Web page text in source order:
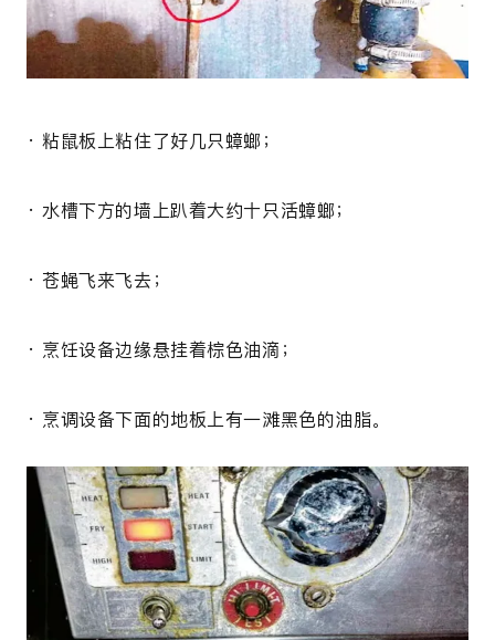
· 粘鼠板上粘住了好几只蟑螂；
· 水槽下方的墙上趴着大约十只活蟑螂；
· 苍蝇飞来飞去；
· 烹饪设备边缘悬挂着棕色油滴；
· 烹调设备下面的地板上有一滩黑色的油脂。